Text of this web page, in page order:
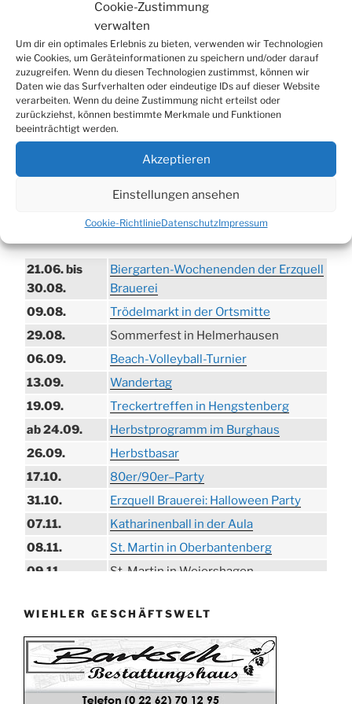
Cookie-Zustimmung
verwalten
Um dir ein optimales Erlebnis zu bieten, verwenden wir Technologien
wie Cookies, um Geräteinformationen zu speichern und/oder darauf
zuzugreifen. Wenn du diesen Technologien zustimmst, können wir
Daten wie das Surfverhalten oder eindeutige IDs auf dieser Website
verarbeiten. Wenn du deine Zustimmung nicht erteilst oder
zurückziehst, können bestimmte Merkmale und Funktionen
beeinträchtigt werden.
Akzeptieren
Einstellungen ansehen
Cookie-RichtlinieDatenschutzImpressum
WERBUNG
21.06. bis
30.08.
Biergarten-Wochenenden der Erzquell
Brauerei
09.08.
Trödelmarkt in der Ortsmitte
29.08.
Sommerfest in Helmerhausen
06.09.
Beach-Volleyball-Turnier
13.09.
Wandertag
19.09.
Treckertreffen in Hengstenberg
ab 24.09.
Herbstprogramm im Burghaus
26.09.
Herbstbasar
17.10.
80er/90er–Party
31.10.
Erzquell Brauerei: Halloween Party
07.11.
Katharinenball in der Aula
08.11.
St. Martin in Oberbantenberg
09.11.
St. Martin in Weiershagen
11.11.
„DÜX“ im Burghaus
14.11.
Proklamation der Tollitäten
15.11.
Konzert Bielsteiner Männerchor
15.11.
Volkstrauertag am Ehrenmal
WIEHLER GESCHÄFTSWELT